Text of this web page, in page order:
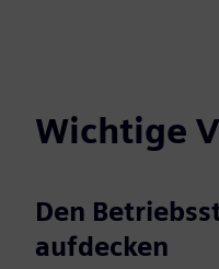
Wichtige
Den
aufdecken